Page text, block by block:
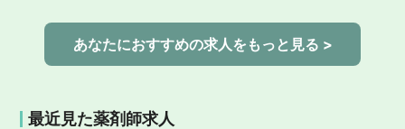
あなたにおすすめの求人をもっと見る >
最近見た薬剤師求人